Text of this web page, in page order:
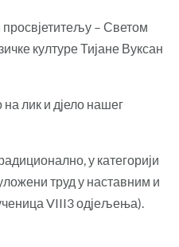
просвјетитељу – Светом
културе Тијане Вуксан
лик и дјело нашег
у категорији
труд у наставним и
VIII3 одјељења).